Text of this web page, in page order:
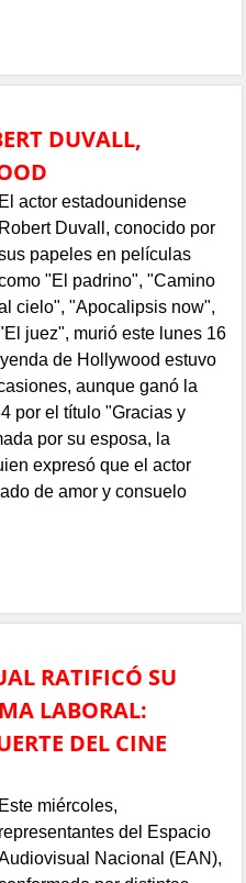
DUVALL,
El actor estadounidense
Robert Duvall, conocido por
papeles en películas
"El padrino", "Camino
cielo", "Apocalipsis now",
juez", murió este lunes 16
de Hollywood estuvo
aunque ganó la
por el título "Gracias y
por su esposa, la
expresó que el actor
de amor y consuelo
RATIFICÓ SU
LABORAL:
DEL CINE
Este miércoles,
representantes del Espacio
Nacional (EAN),